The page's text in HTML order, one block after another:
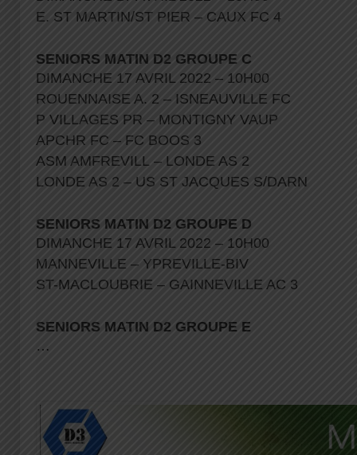
E. ST MARTIN/ST PIER – CAUX FC 4
SENIORS MATIN D2 GROUPE C
DIMANCHE 17 AVRIL 2022 – 10H00
ROUENNAISE A. 2 – ISNEAUVILLE FC
P VILLAGES PR – MONTIGNY VAUP
APCHR FC – FC BOOS 3
ASM AMFREVILL – LONDE AS 2
LONDE AS 2 – US ST JACQUES S/DARN
SENIORS MATIN D2 GROUPE D
DIMANCHE 17 AVRIL 2022 – 10H00
MANNEVILLE – YPREVILLE-BIV
ST-MACLOUBRIE – GAINNEVILLE AC 3
SENIORS MATIN D2 GROUPE E
…